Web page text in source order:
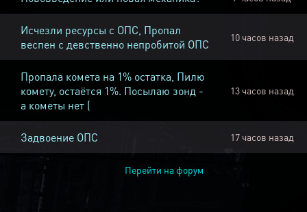
Исчезли ресурсы с ОПС, Пропал
веспен с девственно непробитой ОПС
10 часов назад
Пропала комета на 1% остатка, Пилю
комету, остаётся 1%. Посылаю зонд -
а кометы нет (
13 часов назад
Задвоение ОПС 17 часов назад
Перейти на форум